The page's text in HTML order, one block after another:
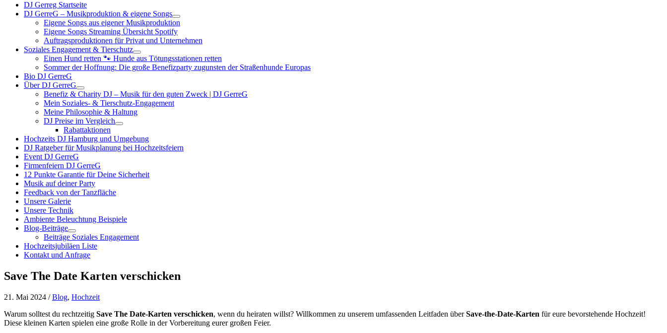
DJ Gerreg Startseite
DJ GerreG – Musikproduktion & eigene Songs
Eigene Songs aus eigener Musikproduktion
Eigene Songs Streaming Übersicht Spotify
Auftragsproduktionen für Privat und Unternehmen
Soziales Engagement & Tierschutz
Einen Hund retten 🐾 Hunde aus Tötungsstationen retten
Sommer der Hoffnung: Die große Benefizparty zugunsten der Straßenhunde Europas
Bio DJ GerreG
Über DJ GerreG
Benefiz & Charity DJ – Musik für den guten Zweck | DJ GerreG
Mein Soziales- & Tierschutz-Engagement
Meine Philosophie & Haltung
DJ Preise im Vergleich
Rabattaktionen
Hochzeits DJ Hamburg und Umgebung
DJ Ratgeber für Musikplanung bei Hochzeitsfeiern
Event DJ GerreG
Firmenfeiern DJ GerreG
12 Punkte Garantie für Deine Sicherheit
Musik auf deiner Party
Feedback von der Tanzfläche
Unsere Galerie
Unsere Technik
Ambiente Beleuchtung Beispiele
Blog-Beiträge
Beiträge Soziales Engagement
Hochzeitsjubiläen Liste
Kontakt und Anfrage
Save The Date Karten verschicken
21. Mai 2024 /Blog, Hochzeit
Warum solltest du rechtzeitig Save The Date-Karten verschicken, wenn du heiraten willst? Willkommen zu unserem umfassenden Leitfaden überSave-the-Date-Karten für eure bevorstehende Hochzeit!
Diese kleinen Karten spielen eine große Rolle in der Vorbereitung eurer großen Feier.